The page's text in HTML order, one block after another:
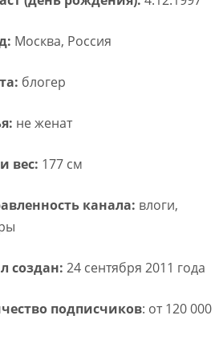
Москва, Россия
блогер
не женат
вес: 177 см
канала: влоги,
создан: 24 сентября 2011 года
подписчиков: от 120 000